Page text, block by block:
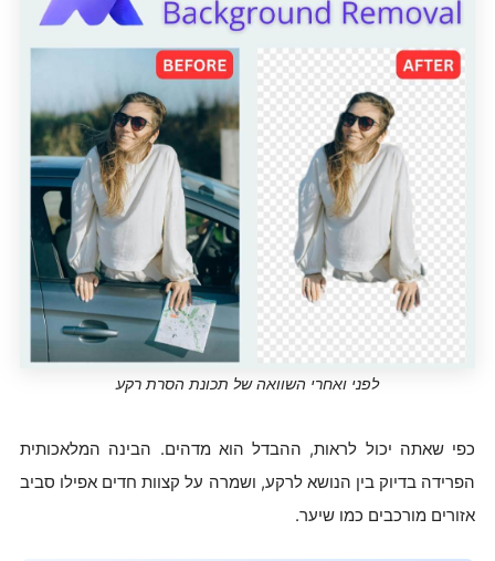
לפני ואחרי השוואה של תכונת הסרת רקע
כפי שאתה יכול לראות, ההבדל הוא מדהים. הבינה המלאכותית
הפרידה בדיוק בין הנושא לרקע, ושמרה על קצוות חדים אפילו סביב
אזורים מורכבים כמו שיער.